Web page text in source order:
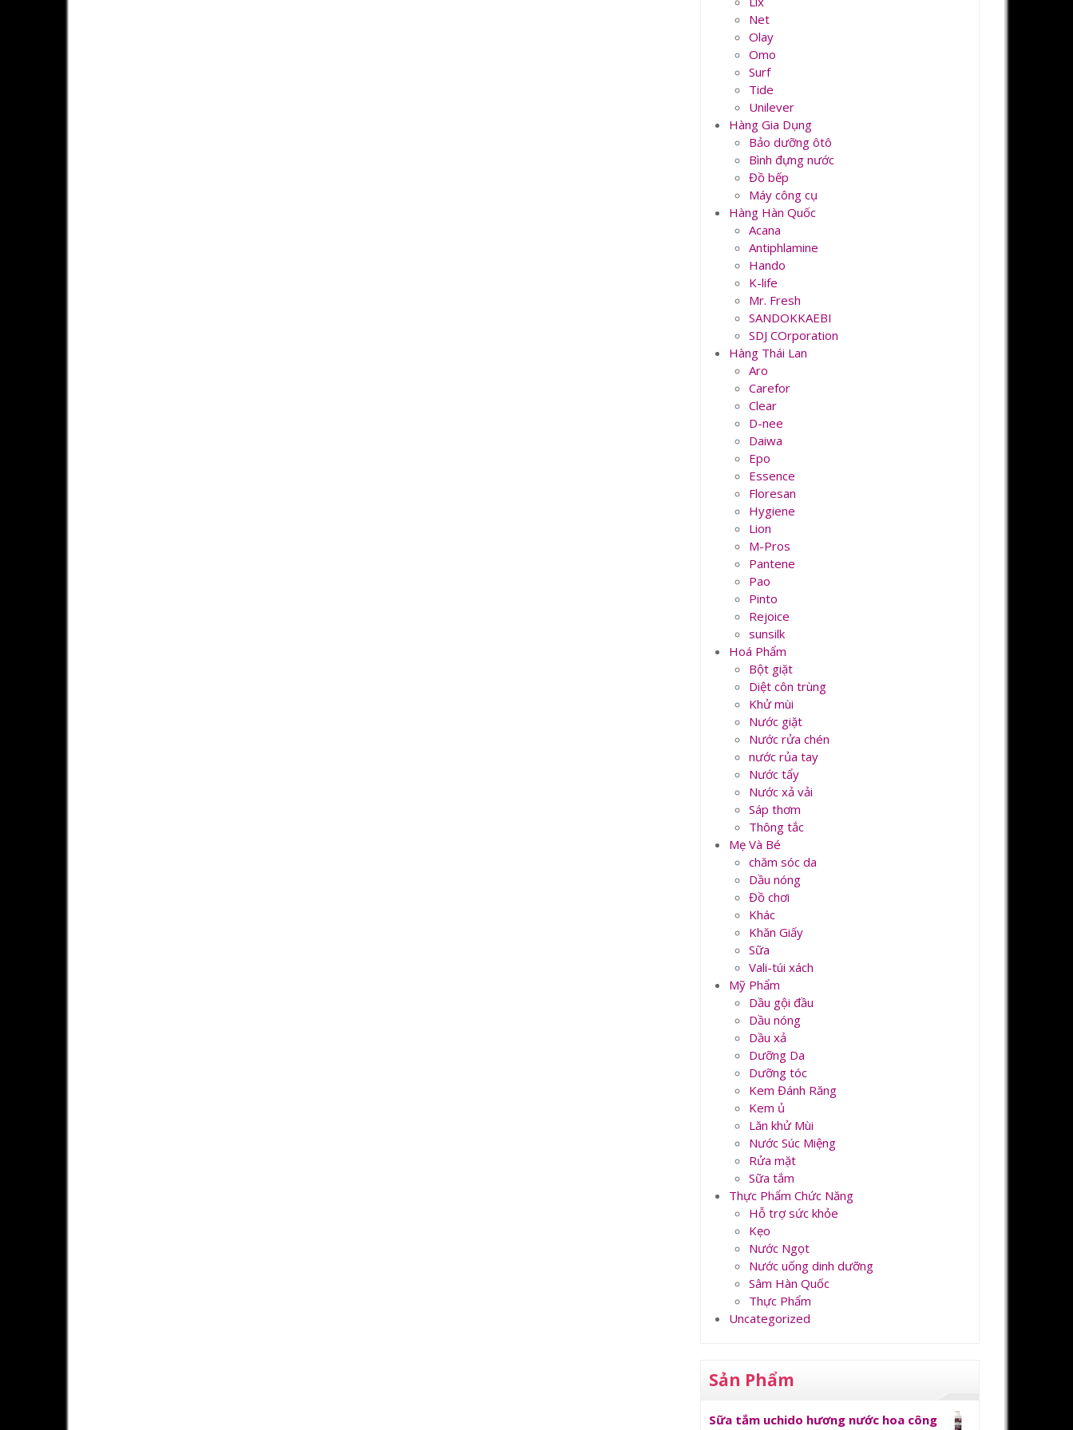
Net
Olay
Omo
Surf
Tide
Unilever
Hàng Gia Dụng
Bảo dưỡng ôtô
Bình đựng nước
Đồ bếp
Máy công cụ
Hàng Hàn Quốc
Acana
Antiphlamine
Hando
K-life
Mr. Fresh
SANDOKKAEBI
SDJ COrporation
Hàng Thái Lan
Aro
Carefor
Clear
D-nee
Daiwa
Epo
Essence
Floresan
Hygiene
Lion
M-Pros
Pantene
Pao
Pinto
Rejoice
sunsilk
Hoá Phẩm
Bột giặt
Diệt côn trùng
Khử mùi
Nước giặt
Nước rửa chén
nước rủa tay
Nước tẩy
Nước xả vải
Sáp thơm
Thông tắc
Mẹ Và Bé
chăm sóc da
Dầu nóng
Đồ chơi
Khác
Khăn Giấy
Sữa
Vali-túi xách
Mỹ Phẩm
Dầu gội đầu
Dầu nóng
Dầu xả
Dưỡng Da
Dưỡng tóc
Kem Đánh Răng
Kem ủ
Lăn khử Mùi
Nước Súc Miệng
Rửa mặt
Sữa tắm
Thực Phẩm Chức Năng
Hỗ trợ sức khỏe
Kẹo
Nước Ngọt
Nước uống dinh dưỡng
Sâm Hàn Quốc
Thực Phẩm
Uncategorized
Sản Phẩm
Sữa tắm uchido hương nước hoa công